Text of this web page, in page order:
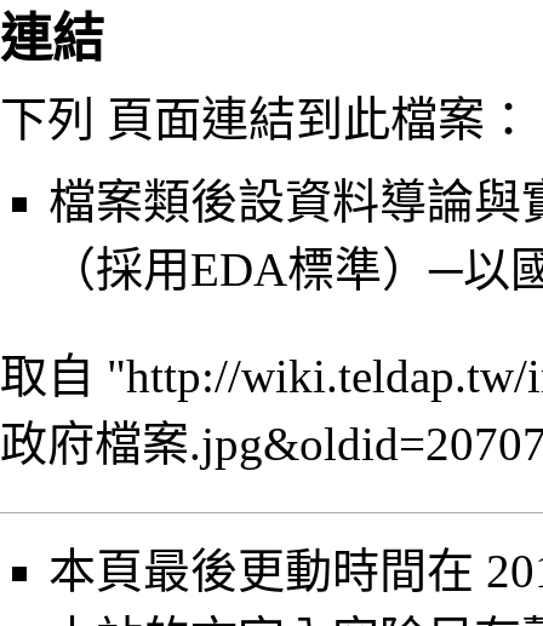
連結
下列 頁面連結到此檔案：
檔案類後設資料導論與
（採用EDA標準）─以
取自 "http://
政府檔案
本頁最後更動時間在